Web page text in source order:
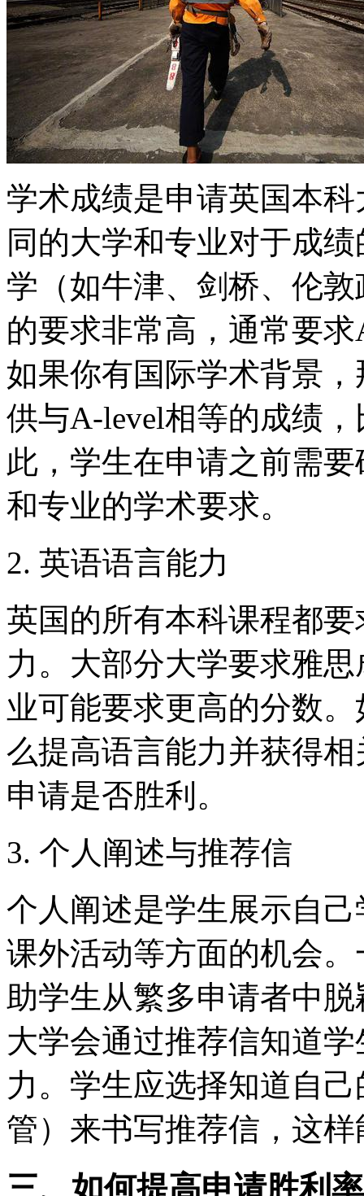
学术成绩是申请英国本
同的大学和专业对于成
学（如牛津、剑桥、伦
的要求非常高，通常要
如果你有国际学术背景
供与A-level相等的成绩
此，学生在申请之前需
和专业的学术要求。
2. 英语语言能力
英国的所有本科课程都
力。大部分大学要求雅
业可能要求更高的分数
么提高语言能力并获得
申请是否胜利。
3. 个人阐述与推荐信
个人阐述是学生展示自
课外活动等方面的机会
助学生从繁多申请者中
大学会通过推荐信知道
力。学生应选择知道自
管）来书写推荐信，这
三、如何提高申请胜利率